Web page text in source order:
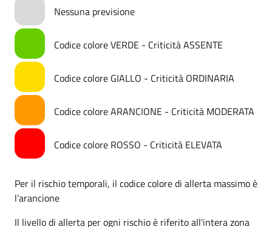
Nessuna previsione
Codice colore VERDE - Criticità ASSENTE
Codice colore GIALLO - Criticità ORDINARIA
Codice colore ARANCIONE - Criticità MODERATA
Codice colore ROSSO - Criticità ELEVATA
Per il rischio temporali, il codice colore di allerta massimo è
l’arancione
Il livello di allerta per ogni rischio è riferito all'intera zona